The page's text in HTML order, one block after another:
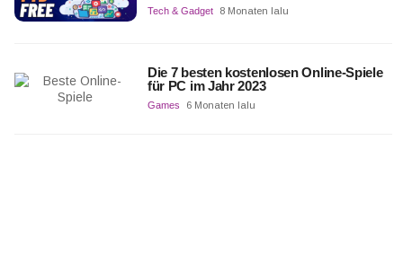
Tech & Gadget 8 Monaten lalu
Die 7 besten kostenlosen Online-Spiele
für PC im Jahr 2023
Games 6 Monaten lalu